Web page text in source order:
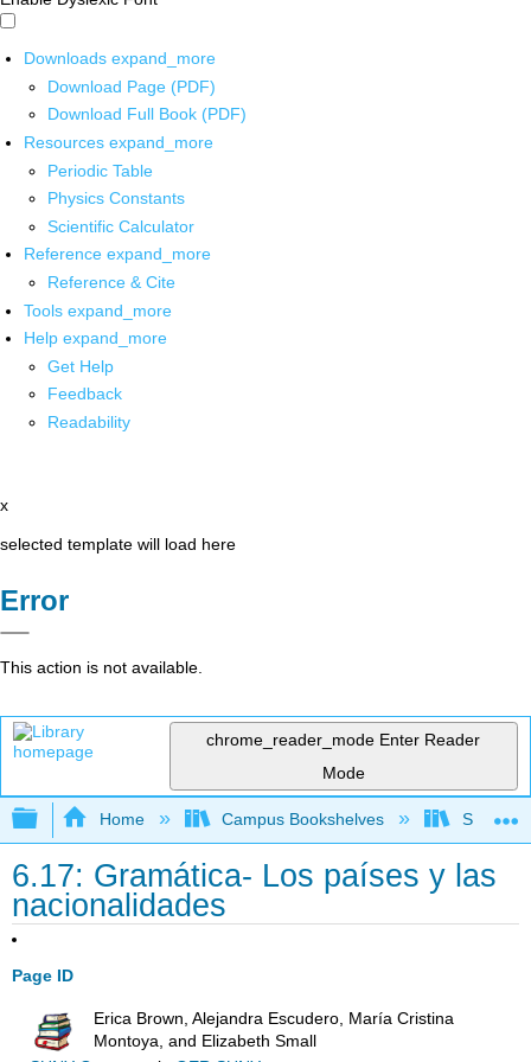
Downloads expand_more
Download Page (PDF)
Download Full Book (PDF)
Resources expand_more
Periodic Table
Physics Constants
Scientific Calculator
Reference expand_more
Reference & Cite
Tools expand_more
Help expand_more
Get Help
Feedback
Readability
x
selected template will load here
Error
This action is not available.
chrome_reader_mode Enter Reader
Mode
Expand/collapse global hierarchy
Home Campus Bookshelves Skyline
6.17: Gramática- Los países y las
nacionalidades
Page ID
Erica Brown, Alejandra Escudero, María Cristina
Montoya, and Elizabeth Small